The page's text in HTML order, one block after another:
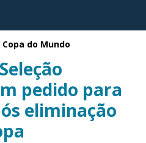
Copa do Mundo
pedido para
eliminação